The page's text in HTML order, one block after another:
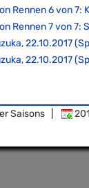
Rennen 6 von 7:
Rennen 7 von 7:
22.10.2017
22.10.2017
Saisons